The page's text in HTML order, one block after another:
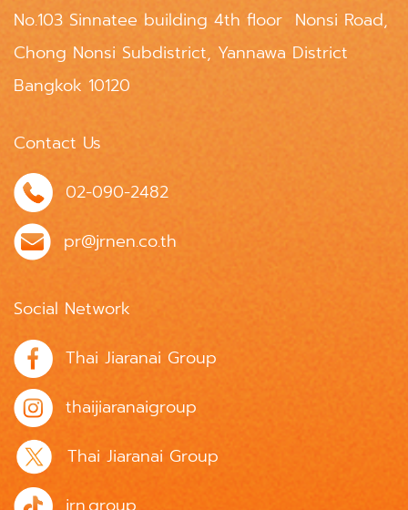
No.103 Sinnatee building 4th floor Nonsi Road,
Chong Nonsi Subdistrict, Yannawa District
Bangkok 10120
Contact Us
02-090-2482
pr@jrnen.co.th
Social Network
Thai Jiaranai Group
thaijiaranaigroup
Thai Jiaranai Group